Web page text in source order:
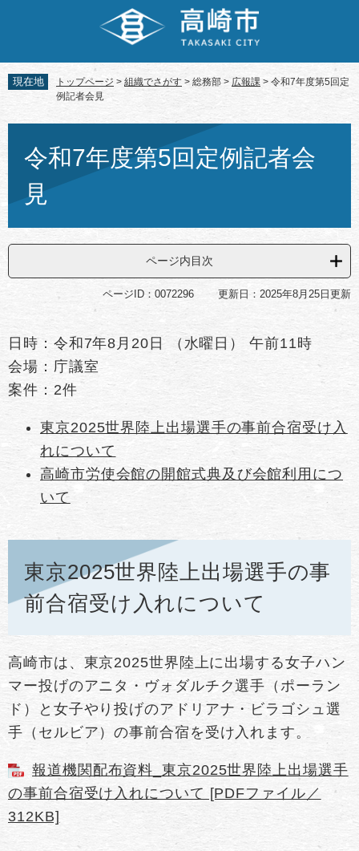
先
頭
す。
を
飛
し
現在地 トップページ > 組織でさがす > 総務部 > 広報課 > 令和7年度第5回定
例記者会見
令和7年度第5回定例記者会
見
ページ内目次
ページID：0072296 更新日：2025年8月25日更新
日時：令和7年8月20日 （水曜日） 午前11時
会場：庁議室
案件：2件
東京2025世界陸上出場選手の事前合宿受け入
れについて
高崎市労使会館の開館式典及び会館利用につ
いて
東京2025世界陸上出場選手の事
前合宿受け入れについて
高崎市は、東京2025世界陸上に出場する女子ハン
マー投げのアニタ・ヴォダルチク選手（ポーラン
ド）と女子やり投げのアドリアナ・ビラゴシュ選
手（セルビア）の事前合宿を受け入れます。
報道機関配布資料_東京2025世界陸上出場選手
の事前合宿受け入れについて [PDFファイル／
312KB]